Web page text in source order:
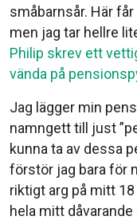
småbarnsår. Här
men jag tar hellre
Philip skrev ett
vända på
Jag lägger min
namngett till just
kunna ta av dessa
förstör jag bara för
riktigt arg på mitt
hela mitt